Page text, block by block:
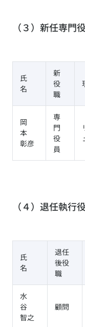
（３）新任専門
氏
名
新
役
職
岡
本
彰彦
専
門
役
員
（４）退任執行
氏
名
退任
後役
職
水
谷
智之
顧問